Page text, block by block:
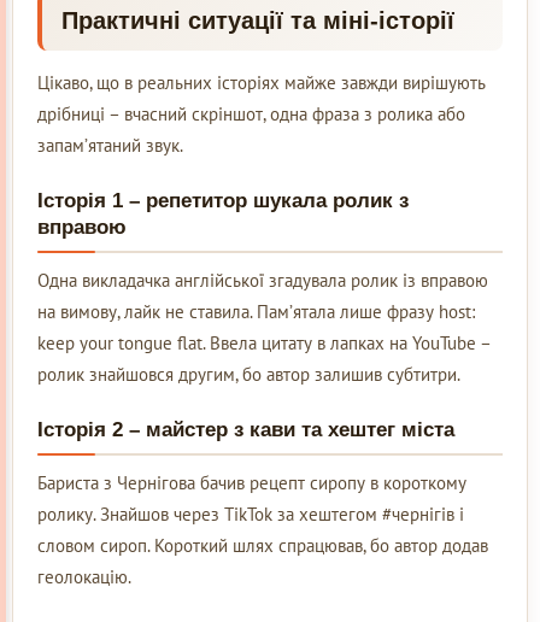
Практичні ситуації та міні-історії
Цікаво, що в реальних історіях майже завжди вирішують
дрібниці – вчасний скріншот, одна фраза з ролика або
запам’ятаний звук.
Історія 1 – репетитор шукала ролик з
вправою
Одна викладачка англійської згадувала ролик із вправою
на вимову, лайк не ставила. Пам’ятала лише фразу host:
keep your tongue flat. Ввела цитату в лапках на YouTube –
ролик знайшовся другим, бо автор залишив субтитри.
Історія 2 – майстер з кави та хештег міста
Бариста з Чернігова бачив рецепт сиропу в короткому
ролику. Знайшов через TikTok за хештегом #чернігів і
словом сироп. Короткий шлях спрацював, бо автор додав
геолокацію.